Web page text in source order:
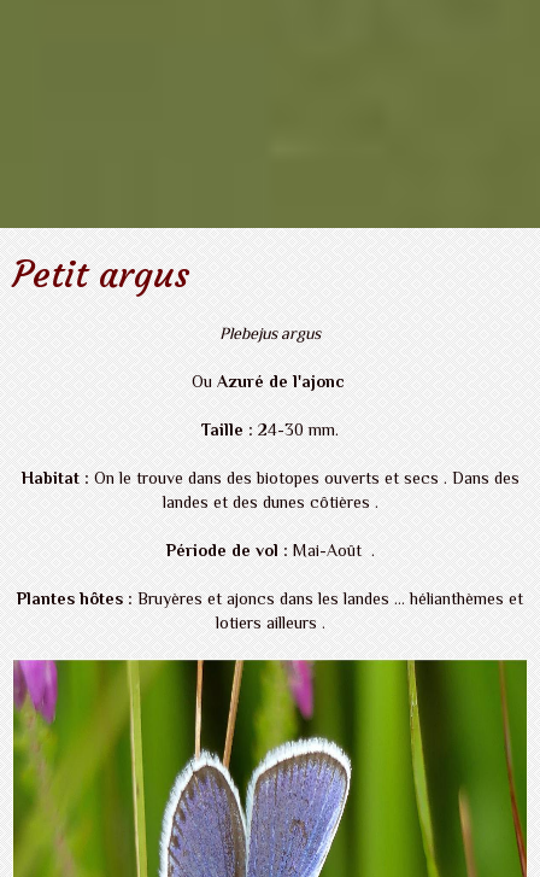
Petit argus
Plebejus argus
OuAzuré de l'ajonc
Taille :24-30 mm.
Habitat :On le trouve dans des biotopes ouverts et secs . Dans des
landes et des dunes côtières .
Période de vol :Mai-Août .
Plantes hôtes :Bruyères et ajoncs dans les landes ... hélianthèmes et
lotiers ailleurs .